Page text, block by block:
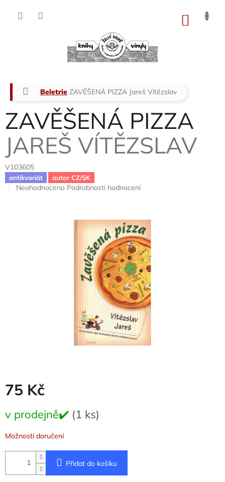
Domů
Beletrie ZAVĚŠENÁ PIZZA Jareš Vítězslav
ZAVĚŠENÁ PIZZA
JAREŠ VÍTĚZSLAV
V103605
antikvariát autor CZ/SK
Průměrné
Neohodnoceno Podrobnosti hodnocení
75 Kč
cena:
v prodejně✔️ (1 ks)
Možnosti doručení
Přidat do košíku